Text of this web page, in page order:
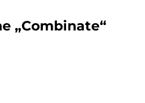
„Combinate“